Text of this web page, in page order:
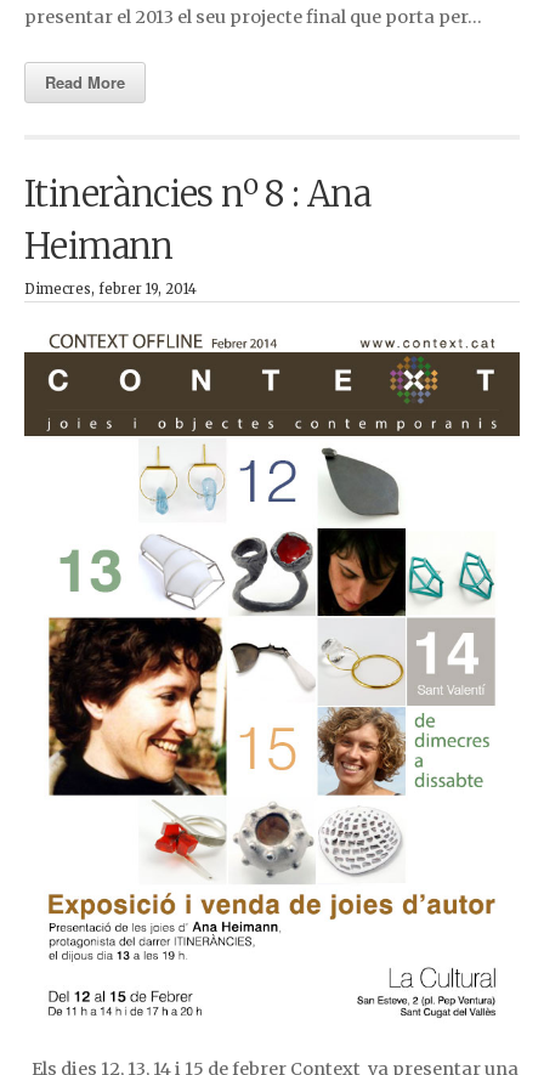
presentar el 2013 el seu projecte final que porta per…
Read More
Itineràncies nº 8 : Ana
Heimann
Dimecres, febrer 19, 2014
Els dies 12, 13, 14 i 15 de febrer Context va presentar una